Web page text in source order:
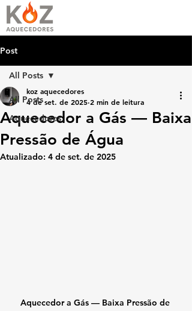
Post
All Posts
Aquecedores
All Posts
Aquecedor a Gás — Baixa
Pressão de Água
koz aquecedores
4 de set. de 2025 2 min de leitura
Atualizado: 4 de set. de 2025
Aquecedor a Gás — Baixa Pressão de